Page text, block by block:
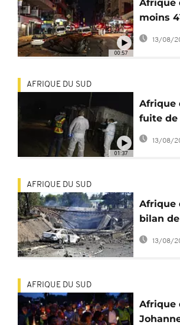
00:57
Afrique
moins
une
13/08/
01:37
AFRIQUE DU SUD
Afrique
fuite de
moins
13/08/
AFRIQUE DU SUD
Afrique
bilan
à 34
13/08/
AFRIQUE DU SUD
Afrique